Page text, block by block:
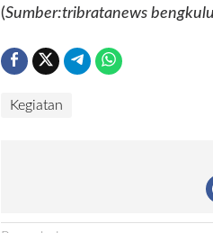
(Sumber:tribratanews bengkulu
Kegiatan